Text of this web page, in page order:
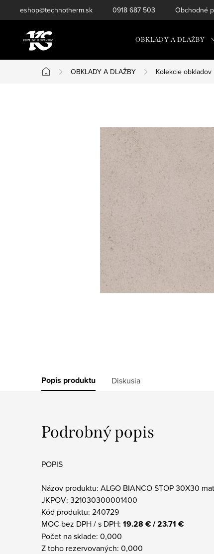
na
eshop@technotherm.sk 0918 687 503 Obchodné
OBKLADY A DLAŽBY
Domov
OBKLADY A DLAŽBY Kolekcie obkladov
Popis produktu Diskusia
Podrobný popis
POPIS
Názov produktu: ALGO BIANCO STOP 30X30 mat
JKPOV: 321030300001400
Kód produktu: 240729
MOC bez DPH / s DPH: 19.28 € / 23.71 €
Počet na sklade: 0,000
Z toho rezervovaných: 0,000